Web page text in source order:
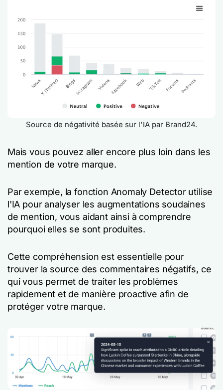
Source de négativité basée sur l'IA par Brand24.
Mais vous pouvez aller encore plus loin dans les
mention de votre marque.
Par exemple, la fonction Anomaly Detector utilise
l'IA pour analyser les augmentations soudaines
de mention, vous aidant ainsi à comprendre
pourquoi elles se sont produites.
Cette compréhension est essentielle pour
trouver la source des commentaires négatifs, ce
qui vous permet de traiter les problèmes
rapidement et de manière proactive afin de
protéger votre marque.